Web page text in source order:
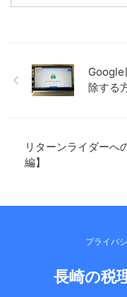
うに感じる） 相談しにく
世代交代 税務調査の対応
士が廃業（高齢） など
Google
除する
リターンライダーへ
編】
プライバ
長崎の税